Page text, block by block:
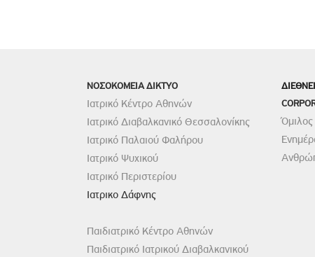
ΝΟΣΟΚΟΜΕΙΑ ΔΙΚΤΥΟ
Ιατρικό Κέντρο Αθηνών
Ιατρικό Διαβαλκανικό Θεσσαλονίκης
Ιατρικό Παλαιού Φαλήρου
Ιατρικό Ψυχικού
Ιατρικό Περιστερίου
Ιατρικο Δάφνης
Παιδιατρικό Κέντρο Αθηνών
Παιδιατρικό Ιατρικού Διαβαλκανικού
Όμιλος